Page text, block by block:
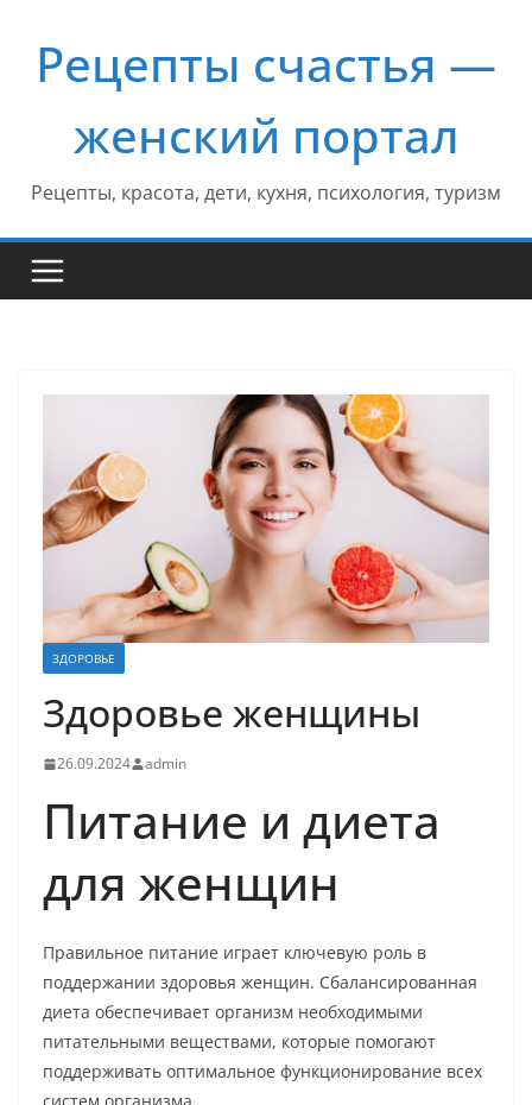
содержимому
Рецепты счастья —
женский портал
Рецепты, красота, дети, кухня, психология, туризм
ЗДОРОВЬЕ
Здоровье женщины
26.09.2024 admin
Питание и диета
для женщин
Правильное питание играет ключевую роль в
поддержании здоровья женщин. Сбалансированная
диета обеспечивает организм необходимыми
питательными веществами, которые помогают
поддерживать оптимальное функционирование всех